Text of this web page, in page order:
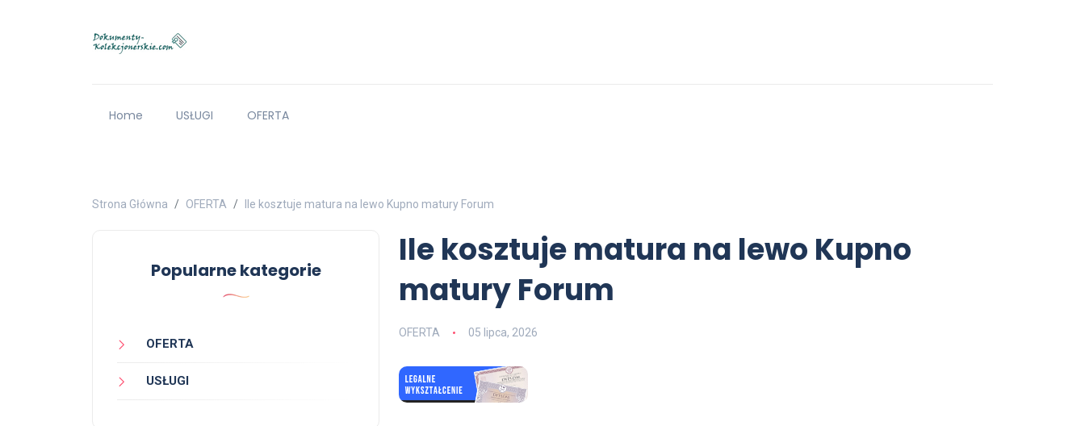
Home USŁUGI OFERTA
Strona Główna OFERTA Ile kosztuje matura na lewo Kupno matury Forum
Ile kosztuje matura na lewo Kupno
matury Forum
OFERTA 05 lipca, 2026
Popularne kategorie
OFERTA
USŁUGI